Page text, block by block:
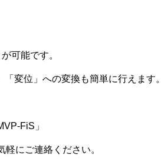
可能です。
変位」への変換も簡単に行えます。
FiS」
にご連絡ください。